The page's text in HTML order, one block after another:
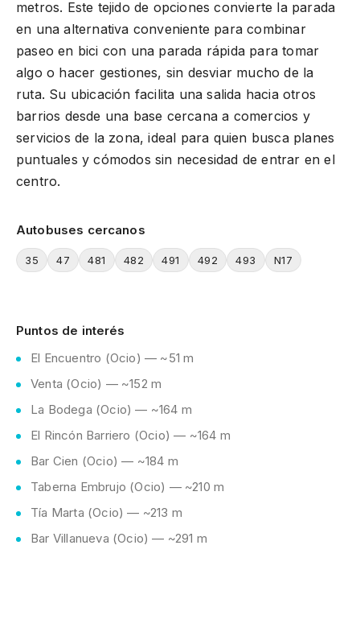
metros. Este tejido de opciones convierte la parada
en una alternativa conveniente para combinar
paseo en bici con una parada rápida para tomar
algo o hacer gestiones, sin desviar mucho de la
ruta. Su ubicación facilita una salida hacia otros
barrios desde una base cercana a comercios y
servicios de la zona, ideal para quien busca planes
puntuales y cómodos sin necesidad de entrar en el
centro.
Autobuses cercanos
35 47 481 482 491 492 493 N17
Puntos de interés
El Encuentro (Ocio) — ~51 m
Venta (Ocio) — ~152 m
La Bodega (Ocio) — ~164 m
El Rincón Barriero (Ocio) — ~164 m
Bar Cien (Ocio) — ~184 m
Taberna Embrujo (Ocio) — ~210 m
Tía Marta (Ocio) — ~213 m
Bar Villanueva (Ocio) — ~291 m